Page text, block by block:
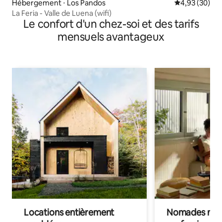
Hébergement ⋅ Los Pandos Évaluation
4,93 (30)
La Feria - Valle de Luena (wifi)
Le confort d'un chez-soi et des tarifs
mensuels avantageux
Locations entièrement
Nomades